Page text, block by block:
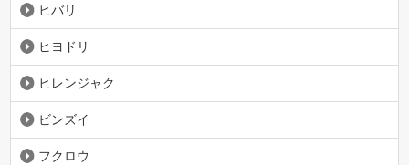
ヒバリ
ヒヨドリ
ヒレンジャク
ビンズイ
フクロウ